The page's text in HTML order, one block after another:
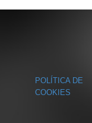
POLÍTICA DE
COOKIES